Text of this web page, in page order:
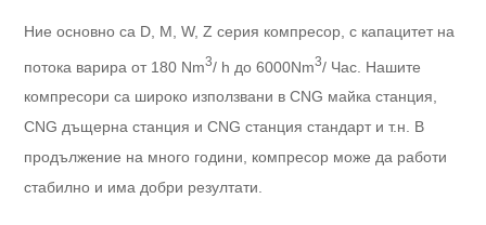
Ние основно са D, M, W, Z серия компресор, с капацитет на
потока варира от 180 Nm3/ h до 6000Nm3/ Час. Нашите
компресори са широко използвани в CNG майка станция,
CNG дъщерна станция и CNG станция стандарт и т.н. В
продължение на много години, компресор може да работи
стабилно и има добри резултати.